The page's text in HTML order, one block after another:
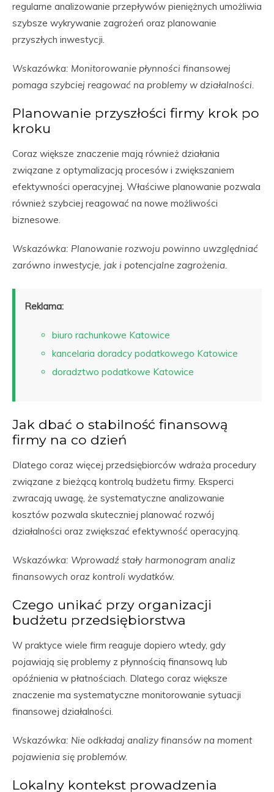
regularne analizowanie przepływów pieniężnych umożliwia
szybsze wykrywanie zagrożeń oraz planowanie
przyszłych inwestycji.
Wskazówka: Monitorowanie płynności finansowej
pomaga szybciej reagować na problemy w działalności.
Planowanie przyszłości firmy krok po
kroku
Coraz większe znaczenie mają również działania
związane z optymalizacją procesów i zwiększaniem
efektywności operacyjnej. Właściwe planowanie pozwala
również szybciej reagować na nowe możliwości
biznesowe.
Wskazówka: Planowanie rozwoju powinno uwzględniać
zarówno inwestycje, jak i potencjalne zagrożenia.
Reklama:
biuro rachunkowe Katowice
kancelaria doradcy podatkowego Katowice
doradztwo podatkowe Katowice
Jak dbać o stabilność finansową
firmy na co dzień
Dlatego coraz więcej przedsiębiorców wdraża procedury
związane z bieżącą kontrolą budżetu firmy. Eksperci
zwracają uwagę, że systematyczne analizowanie
kosztów pozwala skuteczniej planować rozwój
działalności oraz zwiększać efektywność operacyjną.
Wskazówka: Wprowadź stały harmonogram analiz
finansowych oraz kontroli wydatków.
Czego unikać przy organizacji
budżetu przedsiębiorstwa
W praktyce wiele firm reaguje dopiero wtedy, gdy
pojawiają się problemy z płynnością finansową lub
opóźnienia w płatnościach. Dlatego coraz większe
znaczenie ma systematyczne monitorowanie sytuacji
finansowej działalności.
Wskazówka: Nie odkładaj analizy finansów na moment
pojawienia się problemów.
Lokalny kontekst prowadzenia